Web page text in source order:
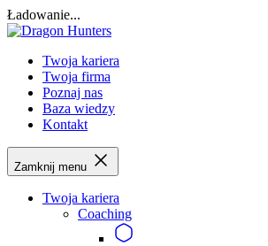
Ładowanie...
Twoja kariera
Twoja firma
Poznaj nas
Baza wiedzy
Kontakt
Zamknij menu
Twoja kariera
Coaching